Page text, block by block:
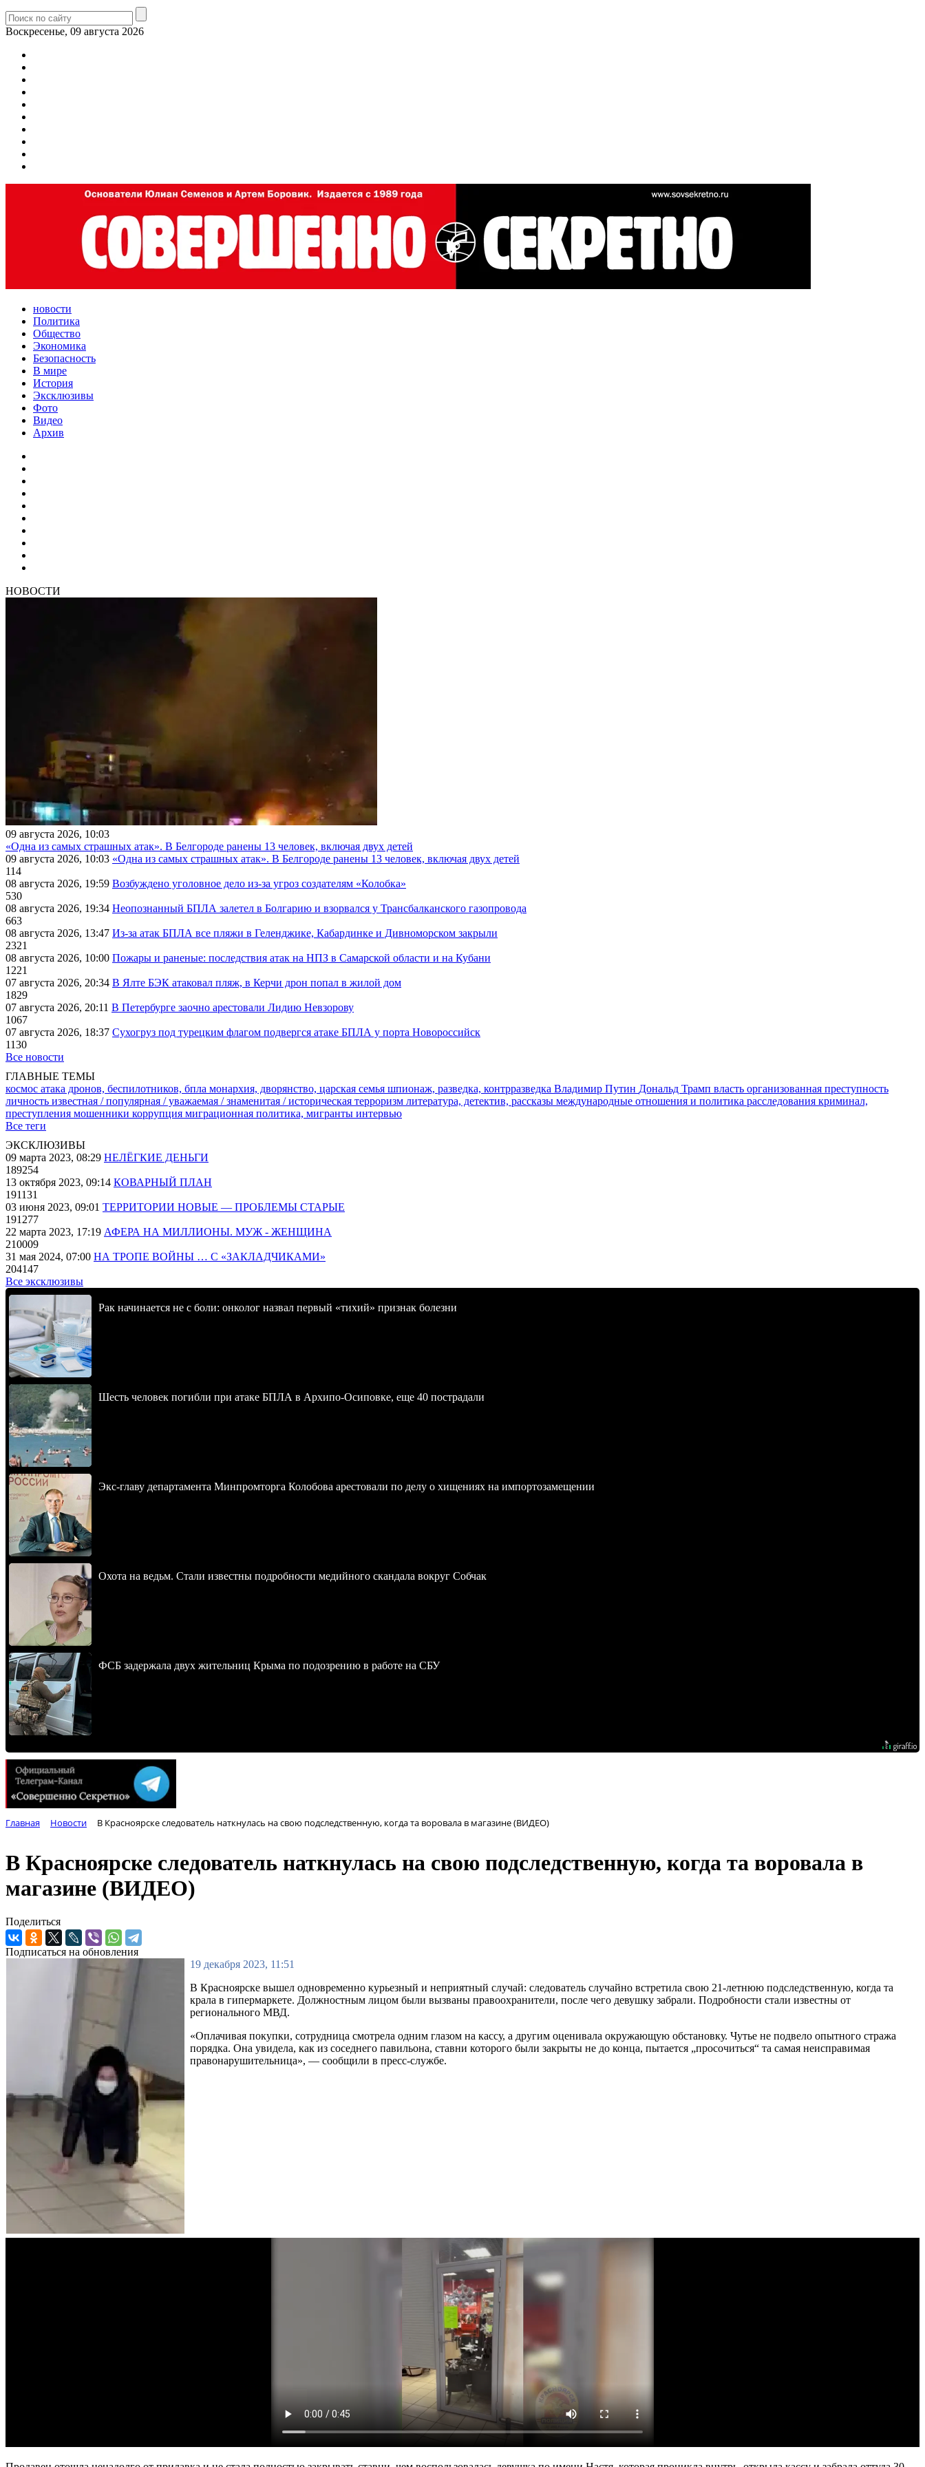
Воскресенье, 09 августа 2026
новости
Политика
Общество
Экономика
Безопасность
В мире
История
Эксклюзивы
Фото
Видео
Архив
НОВОСТИ
09 августа 2026, 10:03
«Одна из самых страшных атак». В Белгороде ранены 13 человек, включая двух детей
09 августа 2026, 10:03 «Одна из самых страшных атак». В Белгороде ранены 13 человек, включая двух детей
114
08 августа 2026, 19:59 Возбуждено уголовное дело из-за угроз создателям «Колобка»
530
08 августа 2026, 19:34 Неопознанный БПЛА залетел в Болгарию и взорвался у Трансбалканского газопровода
663
08 августа 2026, 13:47 Из-за атак БПЛА все пляжи в Геленджике, Кабардинке и Дивноморском закрыли
2321
08 августа 2026, 10:00 Пожары и раненые: последствия атак на НПЗ в Самарской области и на Кубани
1221
07 августа 2026, 20:34 В Ялте БЭК атаковал пляж, в Керчи дрон попал в жилой дом
1829
07 августа 2026, 20:11 В Петербурге заочно арестовали Лидию Невзорову
1067
07 августа 2026, 18:37 Сухогруз под турецким флагом подвергся атаке БПЛА у порта Новороссийск
1130
Все новости
ГЛАВНЫЕ ТЕМЫ
космос атака дронов, беспилотников, бпла монархия, дворянство, царская семья шпионаж, разведка, контрразведка Владимир Путин Дональд Трамп власть организованная преступность
личность известная / популярная / уважаемая / знаменитая / историческая терроризм литература, детектив, рассказы международные отношения и политика расследования криминал,
преступления мошенники коррупция миграционная политика, мигранты интервью
Все теги
ЭКСКЛЮЗИВЫ
09 марта 2023, 08:29 НЕЛЁГКИЕ ДЕНЬГИ
189254
13 октября 2023, 09:14 КОВАРНЫЙ ПЛАН
191131
03 июня 2023, 09:01 ТЕРРИТОРИИ НОВЫЕ — ПРОБЛЕМЫ СТАРЫЕ
191277
22 марта 2023, 17:19 АФЕРА НА МИЛЛИОНЫ. МУЖ - ЖЕНЩИНА
210009
31 мая 2024, 07:00 НА ТРОПЕ ВОЙНЫ … С «ЗАКЛАДЧИКАМИ»
204147
Все эксклюзивы
Рак начинается не с боли: онколог назвал первый «тихий» признак болезни
Шесть человек погибли при атаке БПЛА в Архипо-Осиповке, еще 40 пострадали
Экс-главу департамента Минпромторга Колобова арестовали по делу о хищениях на импортозамещении
Охота на ведьм. Стали известны подробности медийного скандала вокруг Собчак
ФСБ задержала двух жительниц Крыма по подозрению в работе на СБУ
Главная Новости В Красноярске следователь наткнулась на свою подследственную, когда та воровала в магазине (ВИДЕО)
В Красноярске следователь наткнулась на свою подследственную, когда та воровала в
магазине (ВИДЕО)
Поделиться
Подписаться на обновления
19 декабря 2023, 11:51
В Красноярске вышел одновременно курьезный и неприятный случай: следователь случайно встретила свою 21-летнюю подследственную, когда та
крала в гипермаркете. Должностным лицом были вызваны правоохранители, после чего девушку забрали. Подробности стали известны от
регионального МВД.
«Оплачивая покупки, сотрудница смотрела одним глазом на кассу, а другим оценивала окружающую обстановку. Чутье не подвело опытного стража
порядка. Она увидела, как из соседнего павильона, ставни которого были закрыты не до конца, пытается „просочиться“ та самая неисправимая
правонарушительница», — сообщили в пресс-службе.